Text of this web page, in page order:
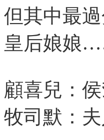
但其中最
皇后娘娘
顧喜兒：
牧司默：